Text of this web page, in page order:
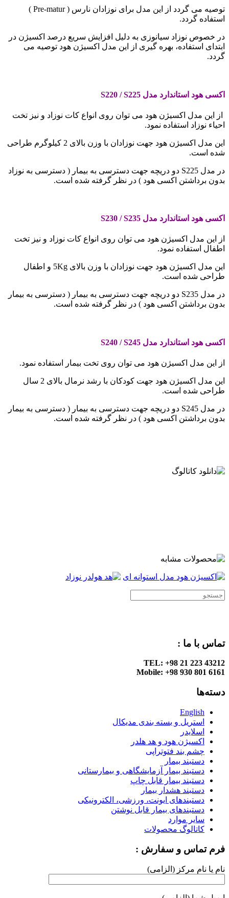
توصیه می گردد از این مدل برای نوزادان نارس ( Pre-matur )
استفاده گردد.
در خصوص نوزاد سیانوزی به دلیل افزایش سریع درصد اکسیژن در
ابتدای استفاده، بهره گیری از این مدل اکسیژن هود توصیه می
گردد.
اکسی هود استاندارد مدل S220 / S225
از این مدل اکسیژن هود می توان روی انواع کات نوزاد و نیز تخت
احیاء نوزاد استفاده نمود.
این مدل اکسیژن هود جهت نوزادان با وزن بالای 2 کیلوگرم طراحی
شده است.
در مدل S225 دو دریچه جهت دسترسی به بیمار ( دسترسی به نوزاد
بدون برداشتن اکسی هود ) در نظر گرفته شده است.
اکسی هود استاندارد مدل S230 / S235
از این مدل اکسیژن هود می توان روی انواع کات نوزاد و نیز تخت
اطفال استفاده نمود.
این مدل اکسیژن هود جهت نوزادان با وزن بالای 5Kg و اطفال
طراحی شده است.
در مدل S235 دو دریچه جهت دسترسی به بیمار ( دسترسی به بیمار
بدون برداشتن اکسی هود ) در نظر گرفته شده است.
اکسی هود استاندارد مدل S240 / S245
از این مدل اکسیژن هود می توان روی تخت بیمار استفاده نمود.
این مدل اکسیژن هود جهت کودکان با رشد نرمال بالای 2 سال
طراحی شده است.
در مدل S245 دو دریچه جهت دسترسی به بیمار ( دسترسی به بیمار
بدون برداشتن اکسی هود ) در نظر گرفته شده است.
تماس با ما :
TEL: +98 21 223 43212
Mobile: +98 930 801 6161
دسته‌ها
English
استریل و بسته بندی مدیکال
اسلایدر
اکسیژن هود و هد هلدر
چشم بند فتوتراپی
دستبند بیمار
دستبند بیمار آزمایشگاهی و بیمارستانی
دستبند بیمار قابل چاپ
دستبند هشدار بیمار
دستبندهای ایونت، ورزشی، الکترونیکی
دستبندهای بیمار قابل نوشتن
سایر موارد
کاتالوگ محصولات
فرم تماس و سفارش :
نام یا نام مرکز (الزامی)